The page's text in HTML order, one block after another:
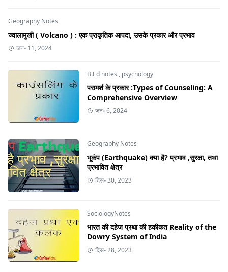
Geography Notes
ज्वालामुखी ( Volcano ) : एक प्राकृतिक आपदा, उसके प्रकार और प्रभाव
जन॰ 11, 2024
B.Ed notes , psychology
परामर्श के प्रकार :Types of Counseling: A
Comprehensive Overview
जन॰ 6, 2024
Geography Notes
भूकंप (Earthquake) क्या है? प्रभाव ,सुरक्षा, तथा
प्रभावित क्षेत्र
दिस॰ 30, 2023
SociologyNotes
भारत की दहेज प्रथा की हकीकत Reality of the
Dowry System of India
दिस॰ 28, 2023